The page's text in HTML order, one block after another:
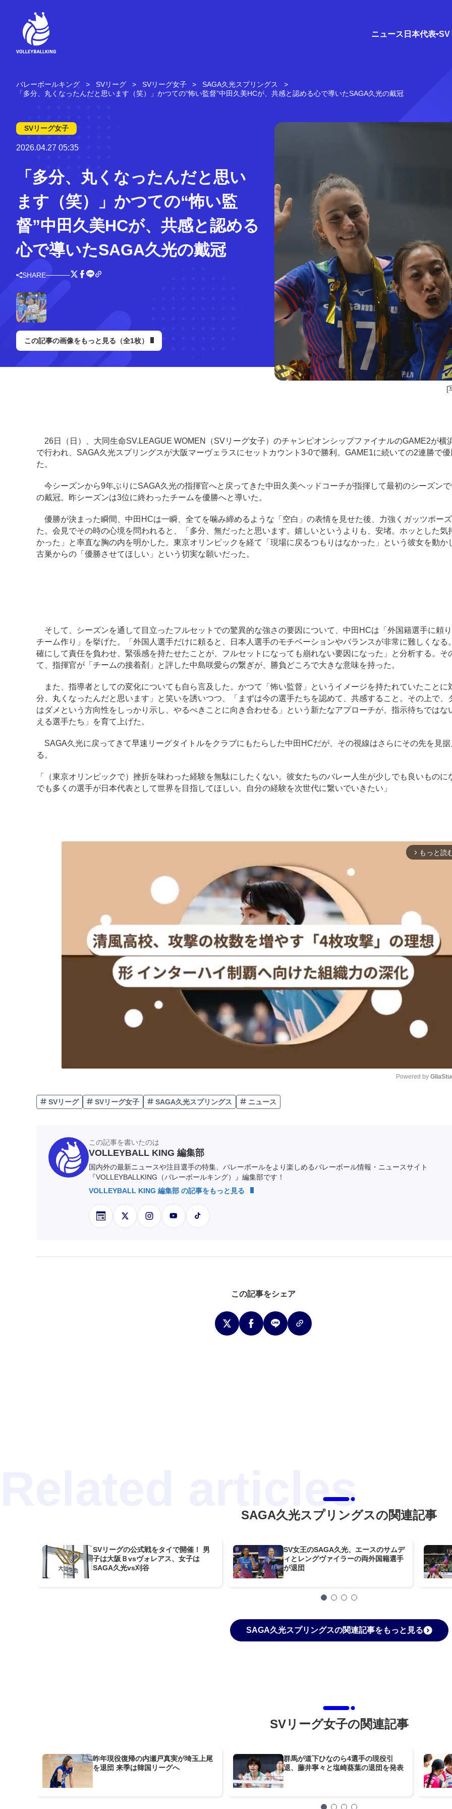
ニュース 日本代表 SV
バレーボールキング SVリーグ SVリーグ女子
SAGA久光スプリングス
「多分、丸くなったんだと思います（笑）」かつての“怖い監督”中田久美HCが、共感と認める心で導いたSAGA久光の戴冠
SVリーグ女子
2026.04.27 05:35
「多分、丸くなったんだと思い
ます（笑）」かつての“怖い監
督”中田久美HCが、共感と認める
心で導いたSAGA久光の戴冠
SHARE
この記事の画像をもっと見る（全1枚）
[
26日（日）、大同生命SV.LEAGUE WOMEN（SVリーグ女子）のチャンピオンシップファイナルのGAME2が横
で行われ、SAGA久光スプリングスが大阪マーヴェラスにセットカウント3-0で勝利。GAME1に続いての2連勝で
た。
今シーズンから9年ぶりにSAGA久光の指揮官へと戻ってきた中田久美ヘッドコーチが指揮して最初のシーズン
の戴冠。昨シーズンは3位に終わったチームを優勝へと導いた。
優勝が決まった瞬間、中田HCは一瞬、全てを噛み締めるような「空白」の表情を見せた後、力強くガッツポー
た。会見でその時の心境を問われると、「多分、無だったと思います。嬉しいというよりも、安堵。ホッとした気
かった」と率直な胸の内を明かした。東京オリンピックを経て「現場に戻るつもりはなかった」という彼女を動か
古巣からの「優勝させてほしい」という切実な願いだった。
そして、シーズンを通して目立ったフルセットでの驚異的な強さの要因について、中田HCは「外国籍選手に頼
チーム作り」を挙げた。「外国人選手だけに頼ると、日本人選手のモチベーションやバランスが非常に難しくなる
確にして責任を負わせ、緊張感を持たせたことが、フルセットになっても崩れない要因になった」と分析する。そ
て、指揮官が「チームの接着剤」と評した中島咲愛らの繋ぎが、勝負どころで大きな意味を持った。
また、指導者としての変化についても自ら言及した。かつて「怖い監督」というイメージを持たれていたことに
分、丸くなったんだと思います」と笑いを誘いつつ、「まずは今の選手たちを認めて、共感すること。その上で、
はダメという方向性をしっかり示し、やるべきことに向き合わせる」という新たなアプローチが、指示待ちではな
える選手たち」を育て上げた。
SAGA久光に戻ってきて早速リーグタイトルをクラブにもたらした中田HCだが、その視線はさらにその先を見
る。
「（東京オリンピックで）挫折を味わった経験を無駄にしたくない。彼女たちのバレー人生が少しでも良いものに
でも多くの選手が日本代表として世界を目指してほしい。自分の経験を次世代に繋いでいきたい」
arrow_forward_ios もっと読
Powered by
SVリーグ SVリーグ女子 SAGA久光スプリングス ニュース
この記事を書いたのは
VOLLEYBALL KING 編集部
国内外の最新ニュースや注目選手の特集、バレーボールをより楽しめるバレーボール情報・ニュースサイト
『VOLLEYBALLKING（バレーボールキング）』編集部です！
VOLLEYBALL KING 編集部 の記事をもっと見る
この記事をシェア
SAGA久光スプリングスの関連記事
SVリーグの公式戦をタイで開催！ 男
子は大阪Ｂvsヴォレアス、女子は
SAGA久光vs刈谷
SV女王のSAGA久光、エースのサムデ
ィとレングヴァイラーの両外国籍選手
が退団
SAGA久光スプリングスの関連記事をもっと見る
SVリーグ女子の関連記事
昨年現役復帰の内瀬戸真実が埼玉上尾
を退団 来季は韓国リーグへ
群馬が道下ひなのら4選手の現役引
退、藤井寧々と塩崎葵葉の退団を発表